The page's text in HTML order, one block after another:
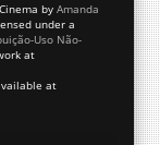
by Amanda
under a
Uso Não-
at
at